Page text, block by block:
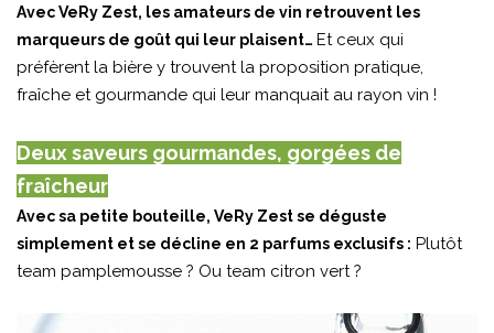
Avec VeRy Zest, les amateurs de vin retrouvent les
marqueurs de goût qui leur plaisent… Et ceux qui
préfèrent la bière y trouvent la proposition pratique,
fraîche et gourmande qui leur manquait au rayon vin !
Deux saveurs gourmandes, gorgées de
fraîcheur
Avec sa petite bouteille, VeRy Zest se déguste
simplement et se décline en 2 parfums exclusifs : Plutôt
team pamplemousse ? Ou team citron vert ?